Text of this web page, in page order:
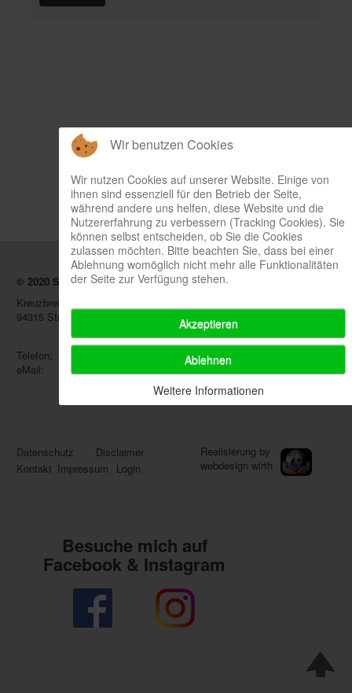
© 2020 Susanne Neudecker
Kreuzbreite 10c
94315 Straubing
Telefon:
eMail:
info@susannes-blickwinkel.de
Datenschutz
Disclaimer
Kontakt Impressum Login
Besuche mich auf
Facebook & Instagram
Realisierung by
webdesign wirth
Wir benutzen Cookies
Wir nutzen Cookies auf unserer Website. Einige von
ihnen sind essenziell für den Betrieb der Seite,
während andere uns helfen, diese Website und die
Nutzererfahrung zu verbessern (Tracking Cookies). Sie
können selbst entscheiden, ob Sie die Cookies
zulassen möchten. Bitte beachten Sie, dass bei einer
Ablehnung womöglich nicht mehr alle Funktionalitäten
der Seite zur Verfügung stehen.
Akzeptieren
Ablehnen
Weitere Informationen